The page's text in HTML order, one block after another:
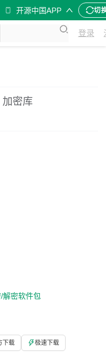
开源中国APP 切
登录
密库
解密软件包
下载 极速下载